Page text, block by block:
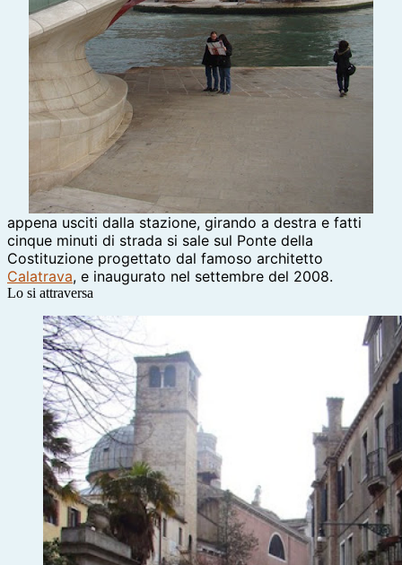
appena usciti dalla stazione, girando a destra e fatti
cinque minuti di strada si sale sul Ponte della
Costituzione progettato dal famoso architetto
Calatrava, e inaugurato nel settembre del 2008.
Lo si attraversa